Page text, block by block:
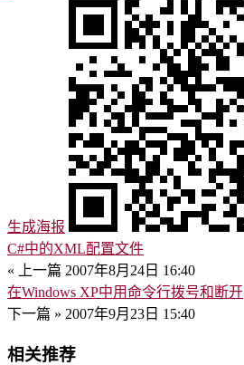
生成海报
C#中的XML配置文件
« 上一篇 2007年8月24日 16:40
在Windows XP中用命令行拨号和断开
下一篇 » 2007年9月23日 15:40
相关推荐